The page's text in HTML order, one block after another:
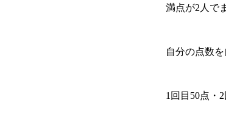
満点が2人で
自分の点数
1回目50点